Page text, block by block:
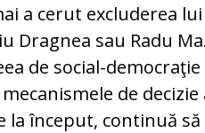
a cerut excluderea lui
Dragnea sau Radu
de social-
de decizie
început, continuă să